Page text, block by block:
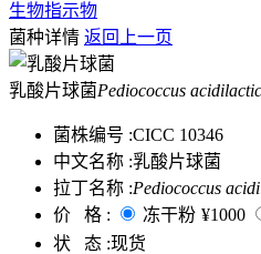
生物指示物
菌种详情 返回上一页
乳酸片球菌Pediococcus
菌株编号 :CICC 10346
中文名称 :乳酸片球菌
拉丁名称 :Pediococcus
价 格 :
冻干粉 ¥1000
状 态 :现货